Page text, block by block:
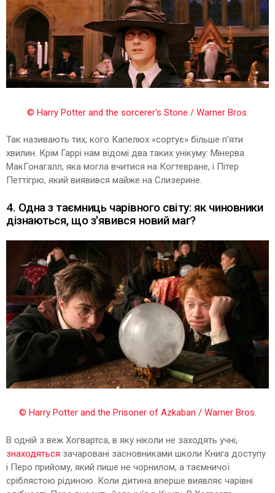
© Harry Potter and the sorcerer's Stone / Warner Bros.
Так називають тих, кого Капелюх «сортує» більше п'яти
хвилин. Крім Гаррі нам відомі два таких унікуму: Мінерва
МакГонагалл, яка могла вчитися на Когтевране, і Пітер
Петтігрю, який виявився майже на Слизерине.
4. Одна з таємниць чарівного світу: як чиновники
дізнаються, що з'явився новий маг?
© Harry Potter and the Prisoner of Azkaban / Warner Bros.
В одній з веж Хогвартса, в яку ніколи не заходять учні,
знаходяться зачаровані засновниками школи Книга доступу
і Перо прийому, який пише не чорнилом, а таємничої
сріблястою рідиною. Коли дитина вперше виявляє чарівні